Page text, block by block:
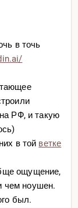
в точь
РФ, и такую
в той ветке
ощущение,
чем ноушен.
был.